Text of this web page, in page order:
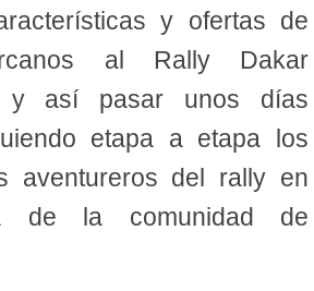
y ofertas de
al Rally Dakar
y así pasar unos días
etapa a etapa los
aventureros del rally en
de la comunidad de